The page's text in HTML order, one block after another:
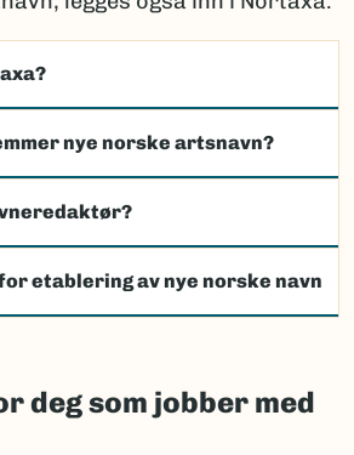
nye norske artsnavn?
etablering av nye norske navn
deg som jobber med